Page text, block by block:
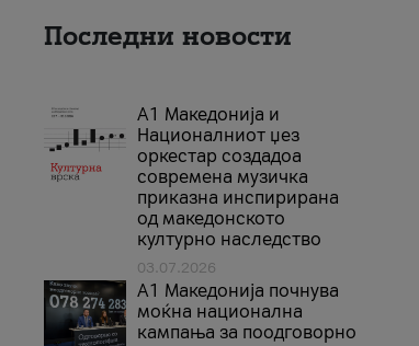
Последни новости
А1 Македонија и
Националниот џез
оркестар создадоа
современа музичка
приказна инспирирана
од македонското
културно наследство
03.07.2026
A1 Македонија почнува
моќна национална
кампања за поодговорно